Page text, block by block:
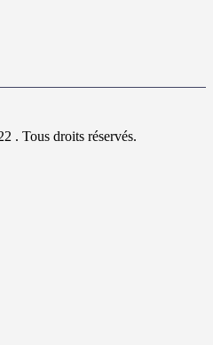
. Tous droits réservés.